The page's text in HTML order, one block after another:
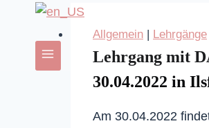
Allgemein | Lehrgänge
Lehrgang mit
30.04.2022 in
Am 30.04.2022